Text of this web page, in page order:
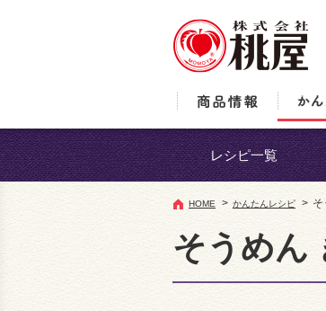
レシピ一覧
HOME > かんたんレシピ >
そうめん